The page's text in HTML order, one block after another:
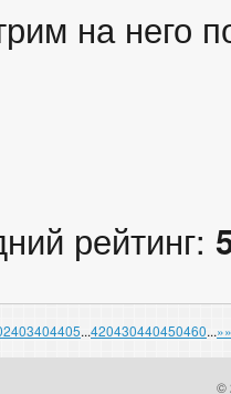
на него
рейтинг:
403404405...420430440450460...»»
©